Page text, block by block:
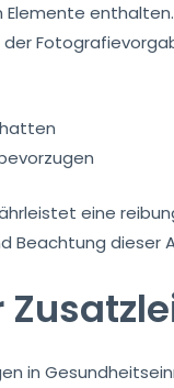
eine
Beachtung
in